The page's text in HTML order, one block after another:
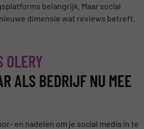
belangrijk. Maar social
dimensie wat reviews betreft.
ALS BEDRIJF NU MEE
en nadelen om je social media in te